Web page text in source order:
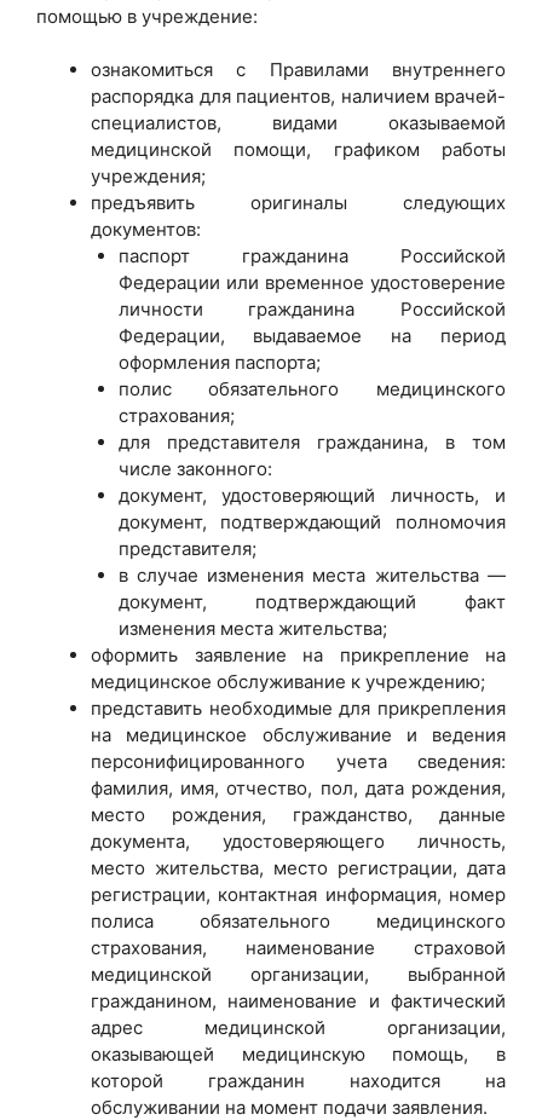
помощью в учреждение:
ознакомиться с Правилами внутреннего
распорядка для пациентов, наличием врачей-
специалистов, видами оказываемой
медицинской помощи, графиком работы
учреждения;
предъявить оригиналы следующих
документов:
паспорт гражданина Российской
Федерации или временное удостоверение
личности гражданина Российской
Федерации, выдаваемое на период
оформления паспорта;
полис обязательного медицинского
страхования;
для представителя гражданина, в том
числе законного:
документ, удостоверяющий личность, и
документ, подтверждающий полномочия
представителя;
в случае изменения места жительства —
документ, подтверждающий факт
изменения места жительства;
оформить заявление на прикрепление на
медицинское обслуживание к учреждению;
представить необходимые для прикрепления
на медицинское обслуживание и ведения
персонифицированного учета сведения:
фамилия, имя, отчество, пол, дата рождения,
место рождения, гражданство, данные
документа, удостоверяющего личность,
место жительства, место регистрации, дата
регистрации, контактная информация, номер
полиса обязательного медицинского
страхования, наименование страховой
медицинской организации, выбранной
гражданином, наименование и фактический
адрес медицинской организации,
оказывающей медицинскую помощь, в
которой гражданин находится на
обслуживании на момент подачи заявления.